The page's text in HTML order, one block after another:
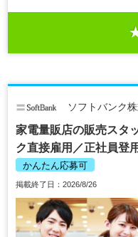
ソフトバンク
家電量販店の販売スタ
ク直接雇用／正社員登
かんたん応募可
掲載終了日：2026/8/26